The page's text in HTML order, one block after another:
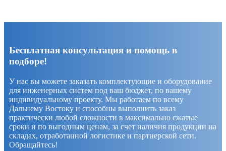
Бесплатная консультация и помощь в
подборе!
У нас вы можете заказать комплектующие и оборудование
для инженерных систем под ваш бюджет, по вашему
индивидуальному проекту. Мы работаем по всему
Дальнему Востоку и способны выполнить заказ
практически любой сложности в максимально сжатые
сроки и по выгодным ценам, за счет наличия продукции на
складах, отработанной логистике и партнерской сети.
Обращайтесь!